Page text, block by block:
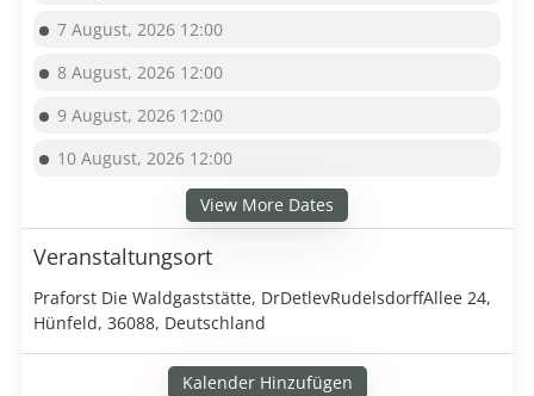
7 August, 2026 12:00
8 August, 2026 12:00
9 August, 2026 12:00
10 August, 2026 12:00
View More Dates
Veranstaltungsort
Praforst Die Waldgaststätte, DrDetlevRudelsdorffAllee 24,
Hünfeld, 36088, Deutschland
Kalender Hinzufügen